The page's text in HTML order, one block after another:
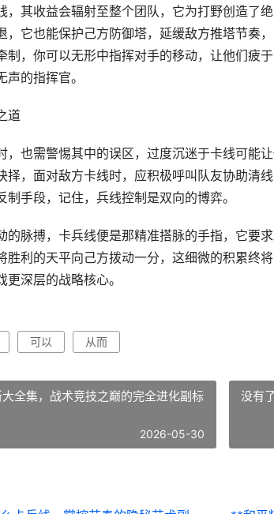
，其收益会辐射至整个团队，它为打野创造了
，它也能保护己方防御塔，延缓敌方推塔节奏
制，你可以无形中指挥对手的移动，让他们疲
的指挥官。
道
，也需警惕其中的误区，过度沉迷于卡线可能
择，面对敌方卡线时，应积极呼叫队友协助清
制手段，记住，兵线控制是双向的博弈。
的脉搏，卡兵线便是那精准搭脉的手指，它要
胜利的天平向己方拨动一分，这细微的积累终
深层的战略核心。
可以 从而
全集，战术竞技之巅的完全进化副标
2026-05-30
没有了